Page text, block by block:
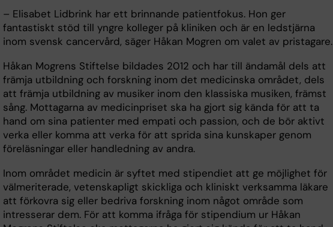
– Elisabet Lidbrink har ett brinnande patientfokus. Hon ger
fantastiskt stöd till yngre kolleger på kliniken och är en ledstjärna
inom svensk cancervård, säger Håkan Mogren om valet av pristagare.
Håkan Mogrens Stiftelse bildades 2012 och har till ändamål dels att
främja utbildning och forskning inom det medicinska området, dels
att främja utbildning av musiker inom den klassiska musiken, främst
sång. Mottagarna av medicinpriset ska ha gjort sig kända för att ta
hand om sina patienter med empati och passion, och de bör aktivt
verka eller komma att verka för att sprida sina kunskaper genom
föreläsningar eller handledning av andra.
Inom området medicin är syftet med stipendiet att ge möjlighet för
välmeriterade, vetenskapligt skickliga och kliniskt verksamma läkare
att förkovra sig eller bedriva forskning inom något område som
intresserar dem. För att komma ifråga för stipendium ur Håkan